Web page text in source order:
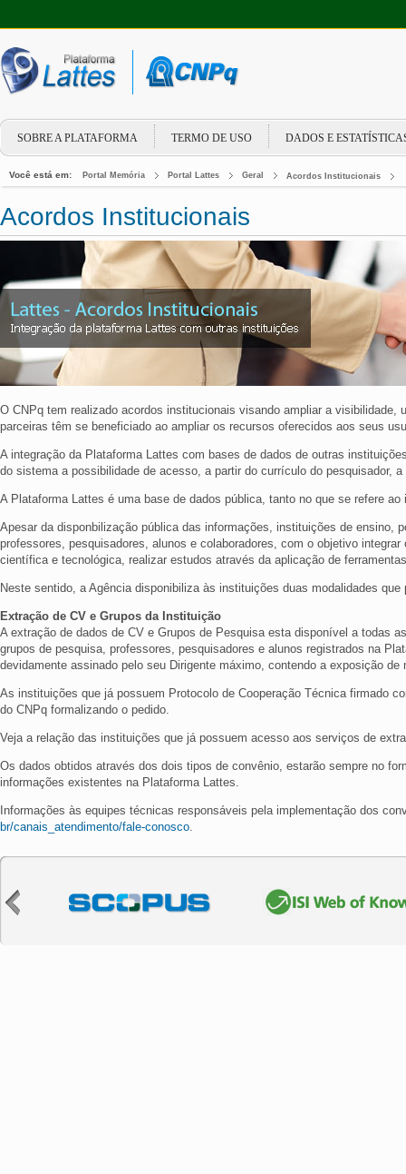
SOBRE A PLATAFORMA TERMO DE USO DADOS E
Você está em: Portal Memória Portal Lattes Geral Acordos Institucionais
Acordos Institucionais
O CNPq tem realizado acordos institucionais visando ampliar a
parceiras têm se beneficiado ao ampliar os recursos oferecidos aos seus
A integração da Plataforma Lattes com bases de dados de outras
do sistema a possibilidade de acesso, a partir do currículo do pesquisador,
A Plataforma Lattes é uma base de dados pública, tanto no que se refere
Apesar da disponbilização pública das informações, instituições de
professores, pesquisadores, alunos e colaboradores, com o objetivo
científica e tecnológica, realizar estudos através da aplicação de
Neste sentido, a Agência disponibiliza às instituições duas modalidades
Extração de CV e Grupos da Instituição
A extração de dados de CV e Grupos de Pesquisa esta disponível a todas
grupos de pesquisa, professores, pesquisadores e alunos registrados na
devidamente assinado pelo seu Dirigente máximo, contendo a exposição
As instituições que já possuem Protocolo de Cooperação Técnica firmado
do CNPq formalizando o pedido.
Veja a relação das instituições que já possuem acesso aos serviços de
Os dados obtidos através dos dois tipos de convênio, estarão sempre no
informações existentes na Plataforma Lattes.
Informações às equipes técnicas responsáveis pela implementação dos
br/canais_atendimento/fale-conosco.